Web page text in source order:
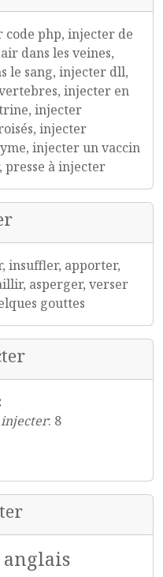
php, injecter de
dans les veines,
le sang, injecter dll,
injecter en
injecter
injecter
injecter un vaccin
presse à injecter
insuffler, apporter,
asperger, verser
gouttes
injecter: 8